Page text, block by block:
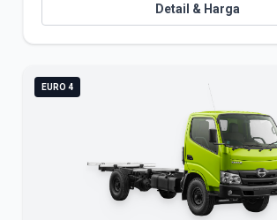
Detail & Harga
EURO 4